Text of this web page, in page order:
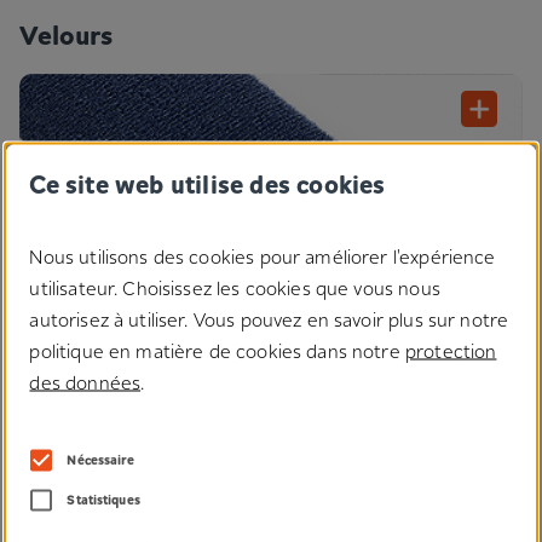
Velours
En quête de légèreté, douceur et tolérance cutanée ? Notre
velours, associé aux fermetures Microplast
Ce site web utilise des cookies
Nous utilisons des cookies pour améliorer l'expérience
utilisateur. Choisissez les cookies que vous nous
autorisez à utiliser. Vous pouvez en savoir plus sur notre
politique en matière de cookies dans notre protection
des données.
Nécessaire
Statistiques